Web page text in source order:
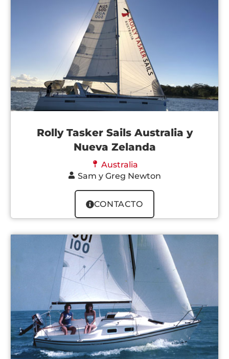
Rolly Tasker Sails Australia y
Nueva Zelanda
Australia
Sam y Greg Newton
CONTACTO